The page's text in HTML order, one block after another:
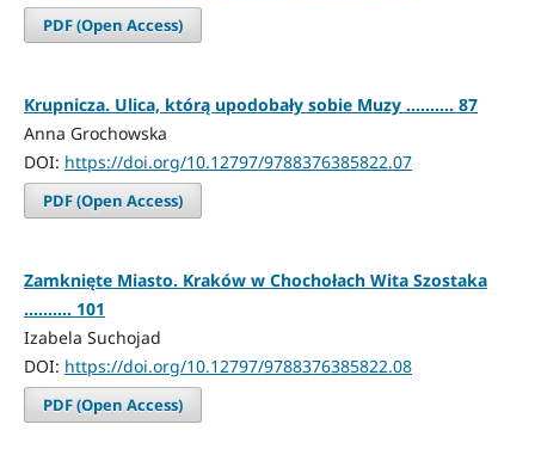
PDF (Open Access)
Krupnicza. Ulica, którą upodobały sobie Muzy .......... 87
Anna Grochowska
DOI: https://doi.org/10.12797/9788376385822.07
PDF (Open Access)
Zamknięte Miasto. Kraków w Chochołach Wita Szostaka
.......... 101
Izabela Suchojad
DOI: https://doi.org/10.12797/9788376385822.08
PDF (Open Access)